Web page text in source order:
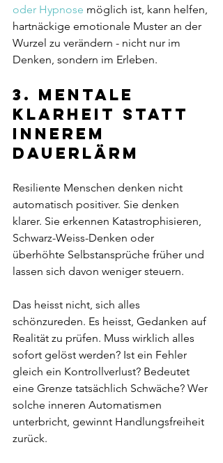
oder Hypnose möglich ist, kann helfen,
hartnäckige emotionale Muster an der
Wurzel zu verändern - nicht nur im
Denken, sondern im Erleben.
3. Mentale
Klarheit statt
innerem
Dauerlärm
Resiliente Menschen denken nicht
automatisch positiver. Sie denken
klarer. Sie erkennen Katastrophisieren,
Schwarz-Weiss-Denken oder
überhöhte Selbstansprüche früher und
lassen sich davon weniger steuern.
Das heisst nicht, sich alles
schönzureden. Es heisst, Gedanken auf
Realität zu prüfen. Muss wirklich alles
sofort gelöst werden? Ist ein Fehler
gleich ein Kontrollverlust? Bedeutet
eine Grenze tatsächlich Schwäche? Wer
solche inneren Automatismen
unterbricht, gewinnt Handlungsfreiheit
zurück.